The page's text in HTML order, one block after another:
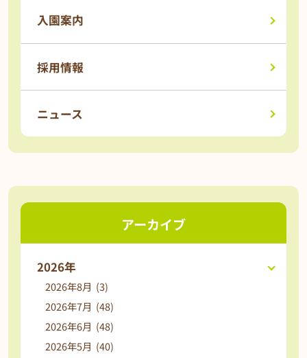
入園案内
採用情報
ニュース
アーカイブ
2026年
2026年8月 (3)
2026年7月 (48)
2026年6月 (48)
2026年5月 (40)